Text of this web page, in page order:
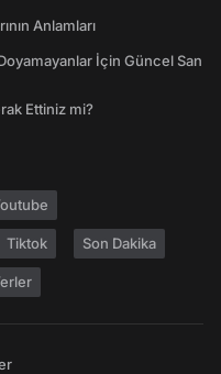
Anlamları
İçin Güncel San
Ettiniz mi?
Tiktok Son Dakika